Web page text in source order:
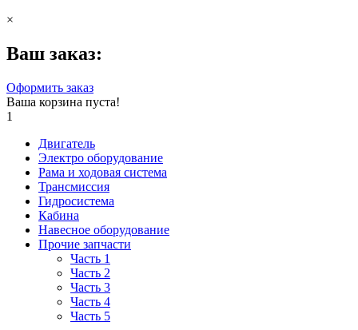
×
Ваш заказ:
Оформить заказ
Ваша корзина пуста!
1
Двигатель
Электро оборудование
Рама и ходовая система
Трансмиссия
Гидросистема
Кабина
Навесное оборудование
Прочие запчасти
Часть 1
Часть 2
Часть 3
Часть 4
Часть 5